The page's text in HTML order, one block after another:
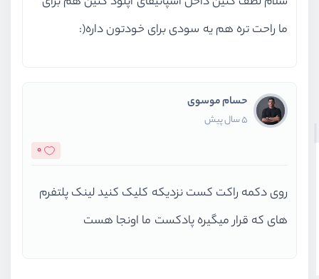
ما راحت تره هم یه سودی برای خودتون داره(:
حسام موسوی
5 سال پیش
0
روی دکمه راکت کست نزدیکه کلیک کنید لینک پلتفرم
های که قرار میگیره پادکست ما اونجا هست